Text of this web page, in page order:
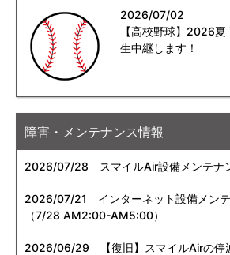
2026/07/02
【高校野球】2026
生中継します！
障害・メンテナンス情報
2026/07/28 スマイルAir設備メンテナ
2026/07/21
インターネット設備メン
（7/28 AM2:00-AM5:00）
2026/06/29 【復旧】スマイルAirの停